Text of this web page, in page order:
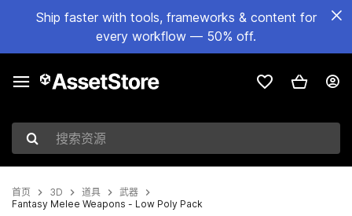
Ship faster with tools, frameworks & content for
every workflow — 50% off.
搜索资源
首页 3D 道具
武器
Fantasy Melee Weapons - Low Poly Pack